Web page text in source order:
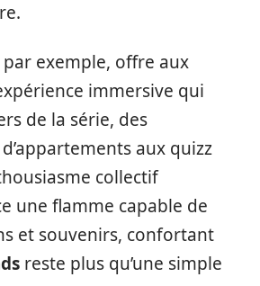
par exemple, offre aux
immersive qui
de la série, des
aux quizz
collectif
une flamme capable de
et souvenirs, confortant
reste plus qu’une simple